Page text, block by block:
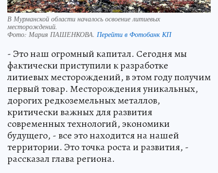
В Мурманской области началось освоение литиевых
месторождений.
Фото: Мария ПАШЕНКОВА. Перейти в Фотобанк КП
- Это наш огромный капитал. Сегодня мы
фактически приступили к разработке
литиевых месторождений, в этом году получим
первый товар. Месторождения уникальных,
дорогих редкоземельных металлов,
критически важных для развития
современных технологий, экономики
будущего, - все это находится на нашей
территории. Это точка роста и развития, -
рассказал глава региона.